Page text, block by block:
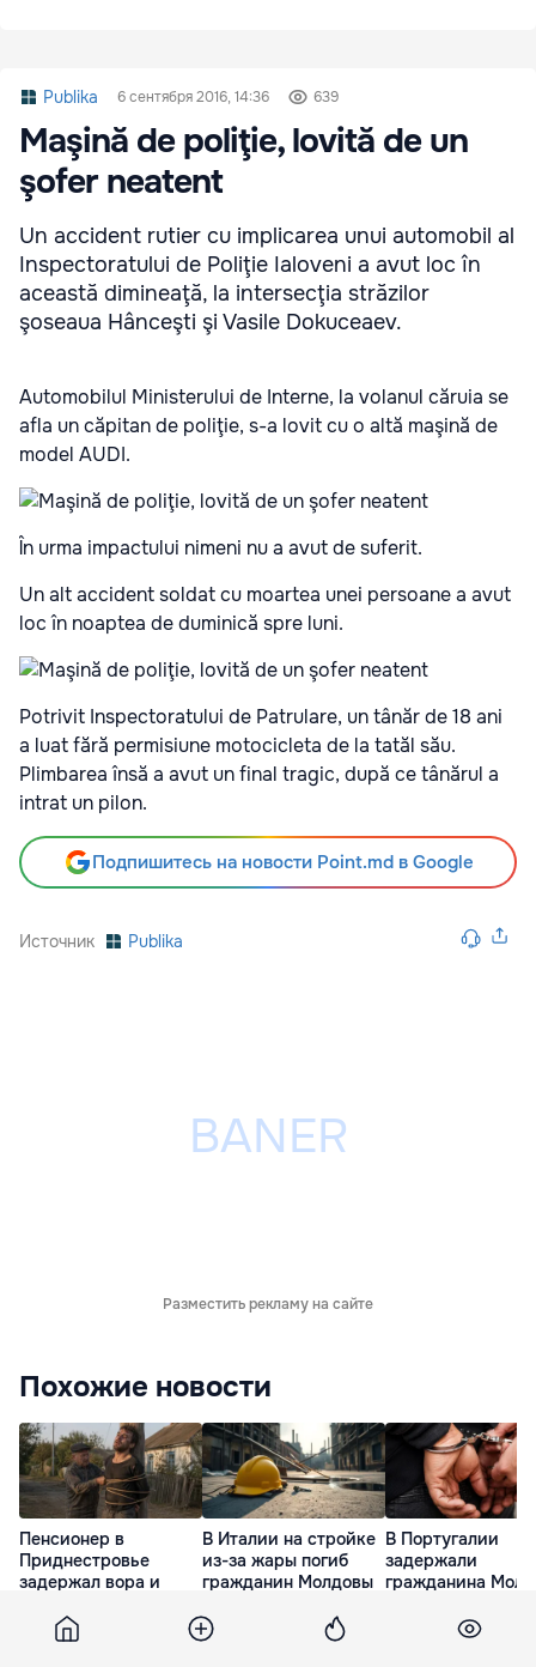
Publika 6 сентября 2016, 14:36 639
Maşină de poliţie, lovită de un
şofer neatent
Un accident rutier cu implicarea unui automobil al
Inspectoratului de Poliţie Ialoveni a avut loc în
această dimineaţă, la intersecţia străzilor
şoseaua Hânceşti şi Vasile Dokuceaev.
Automobilul Ministerului de Interne, la volanul căruia se
afla un căpitan de poliţie, s-a lovit cu o altă maşină de
model AUDI.
În urma impactului nimeni nu a avut de suferit.
Un alt accident soldat cu moartea unei persoane a avut
loc în noaptea de duminică spre luni.
Potrivit Inspectoratului de Patrulare, un tânăr de 18 ani
a luat fără permisiune motocicleta de la tatăl său.
Plimbarea însă a avut un final tragic, după ce tânărul a
intrat un pilon.
Подпишитесь на новости Point.md в Google
Источник Publika
Разместить рекламу на сайте
Похожие новости
Пенсионер в
Приднестровье
задержал вора и
столбу за кражу вина
В Италии на стройке
из-за жары погиб
гражданин Молдовы
В Португалии
задержали
гражданина
торговле людьми